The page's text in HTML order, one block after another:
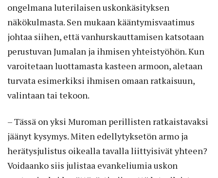
ongelmana luterilaisen uskonkäsityksen
näkökulmasta. Sen mukaan kääntymisvaatimus
johtaa siihen, että vanhurskauttamisen katsotaan
perustuvan Jumalan ja ihmisen yhteistyöhön. Kun
varoitetaan luottamasta kasteen armoon, aletaan
turvata esimerkiksi ihmisen omaan ratkaisuun,
valintaan tai tekoon.
– Tässä on yksi Muroman perillisten ratkaistavaksi
jäänyt kysymys. Miten edellytyksetön armo ja
herätysjulistus oikealla tavalla liittyisivät yhteen?
Voidaanko siis julistaa evankeliumia uskon